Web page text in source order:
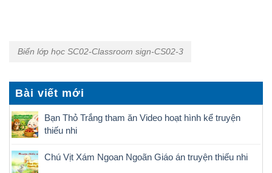
Biển lớp học SC02-Classroom sign-CS02-3
Bài viết mới
Bạn Thỏ Trắng tham ăn Video hoạt hình kể truyện
thiếu nhi
Chú Vịt Xám Ngoan Ngoãn Giáo án truyện thiếu nhi